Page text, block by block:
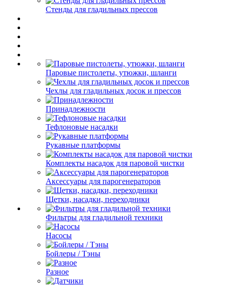
Стенды для гладильных прессов
Паровые пистолеты, утюжки, шланги
Чехлы для гладильных досок и прессов
Принадлежности
Тефлоновые насадки
Рукавные платформы
Комплекты насадок для паровой чистки
Аксессуары для парогенераторов
Щетки, насадки, переходники
Фильтры для гладильной техники
Насосы
Бойлеры / Тэны
Разное